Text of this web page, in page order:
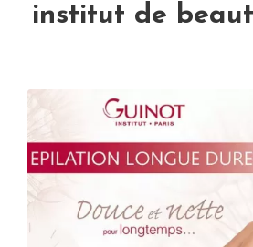
institut de